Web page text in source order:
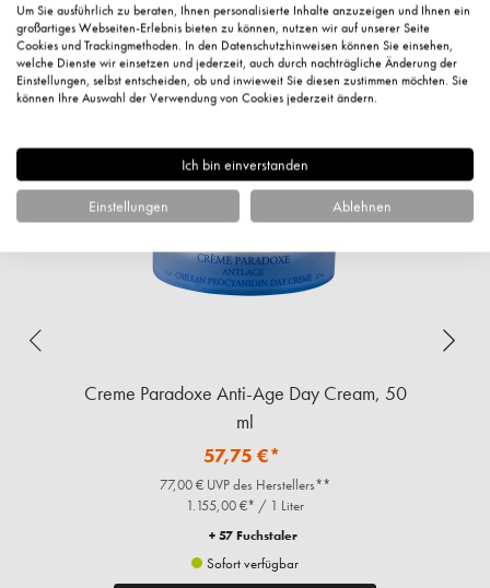
Ähnliche Artikel
Creme Paradoxe Anti-Age Day Cream, 50
ml
57,75 €*
77,00 € UVP des Herstellers**
1.155,00 €* / 1 Liter
+ 57 Fuchstaler
Sofort verfügbar
Um Sie ausführlich zu beraten, Ihnen personalisierte Inhalte anzuzeigen und Ihnen ein
großartiges Webseiten-Erlebnis bieten zu können, nutzen wir auf unserer Seite
Cookies und Trackingmethoden. In den Datenschutzhinweisen können Sie einsehen,
welche Dienste wir einsetzen und jederzeit, auch durch nachträgliche Änderung der
Einstellungen, selbst entscheiden, ob und inwieweit Sie diesen zustimmen möchten. Sie
können Ihre Auswahl der Verwendung von Cookies jederzeit ändern.
Ich bin einverstanden
Einstellungen Ablehnen